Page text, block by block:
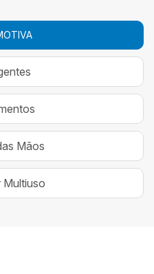
Mãos
Multiuso